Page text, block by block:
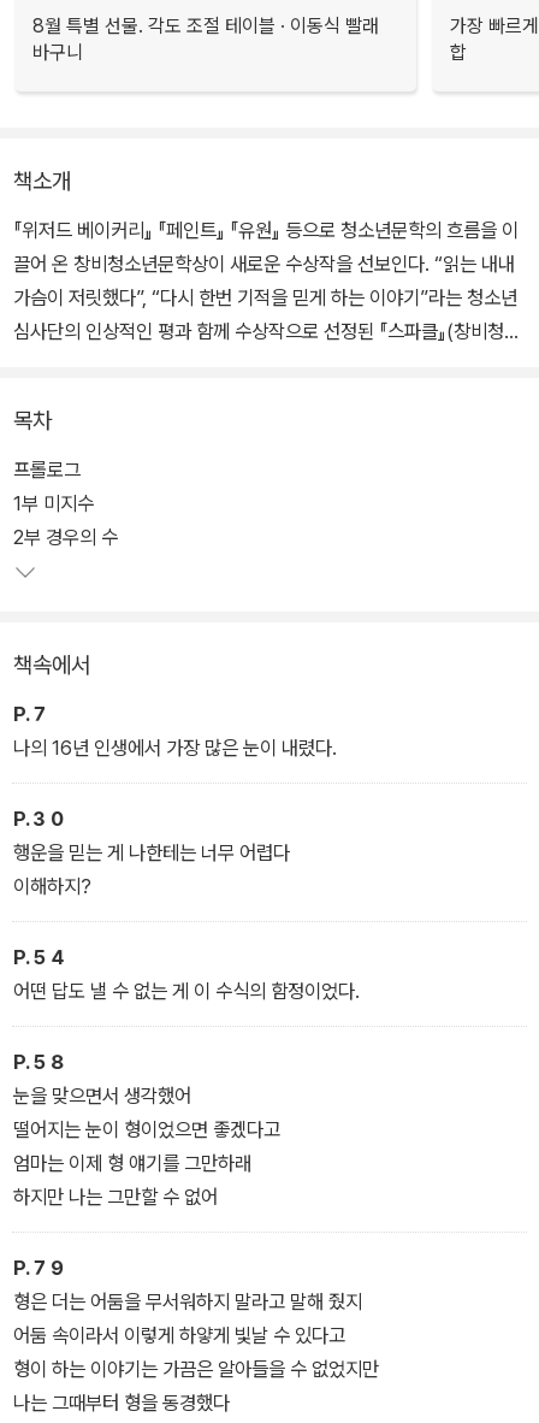
8월 특별 선물. 각도 조절 테이블 · 이동식 빨래
바구니
가장 빠르
합
책소개
『위저드 베이커리』 『페인트』 『유원』 등으로 청소년문학의 흐름을 이
끌어 온 창비청소년문학상이 새로운 수상작을 선보인다. “읽는 내내
가슴이 저릿했다”, “다시 한번 기적을 믿게 하는 이야기”라는 청소년
심사단의 인상적인 평과 함께 수상작으로 선정된 『스파클』(창비청소
『스파클』은 오 년 전 사고로 오른쪽 각막을 이식받은 청소년 ‘배유
리’의 여정을 그린다. 사고 이후 자신의 상처를 똑바로 마주 보는 것을
유예해 온 유리는 어느 날 자신에게 눈을 준 사람이 궁금해지고, 기증
자의 지인 ‘시온’을 필연적으로 만나게 된다. 오랜 시간 자라난 의문을
해결하기 위해 떠난 유리와 시온의 여행 끝에는 어떤 결말이 기다리
눈으로 직시하는 작가 최현진의 시선이 오래도록 독자의 곁에 머무른
다.
목차
프롤로그
1부 미지수
2부 경우의 수
책속에서
P.７
나의 16년 인생에서 가장 많은 눈이 내렸다.
P.３０
행운을 믿는 게 나한테는 너무 어렵다
이해하지?
P.５４
어떤 답도 낼 수 없는 게 이 수식의 함정이었다.
P.５８
눈을 맞으면서 생각했어
떨어지는 눈이 형이었으면 좋겠다고
엄마는 이제 형 얘기를 그만하래
하지만 나는 그만할 수 없어
P.７９
형은 더는 어둠을 무서워하지 말라고 말해 줬지
어둠 속이라서 이렇게 하얗게 빛날 수 있다고
형이 하는 이야기는 가끔은 알아들을 수 없었지만
나는 그때부터 형을 동경했다